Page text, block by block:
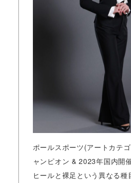
ポールスポーツ(アートカテ
ャンピオン & 2023年国内開
ヒールと裸足という異なる種